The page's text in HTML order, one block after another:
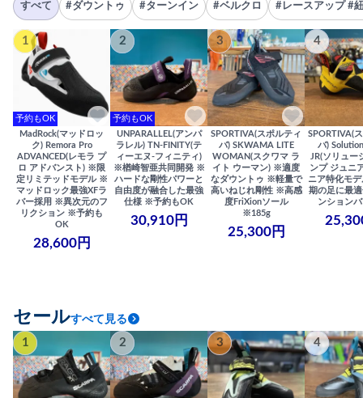
すべて #ダウントゥ #ターンイン #ベルクロ #レースアップ #
1
予約もOK
MadRock(マッドロッ
ク) Remora Pro
ADVANCED(レモラ プ
ロ アドバンスト) ※限
定リミテッドモデル ※
マッドロック最強XFラ
バー採用 ※異次元のフ
リクション ※予約も
OK
28,600円
2
予約もOK
UNPARALLEL(アンパ
ラレル) TN-FINITY(テ
ィーエヌ-フィニティ)
※楢崎智亜共同開発 ※
ハードな剛性パワーと
自由度が融合した最強
仕様 ※予約もOK
30,910円
3
SPORTIVA(スポルティ
バ) SKWAMA LITE
WOMAN(スクワマ ラ
イト ウーマン) ※適度
なダウントゥ ※軽量で
高いねじれ剛性 ※高感
度FriXionソール
※185g
25,300円
4
SPORTIVA(
バ)
JR(ソリュー
ンプ ジュニ
ニア特化モ
期の足に最
ンション
セールすべて見る
1 2 3 4